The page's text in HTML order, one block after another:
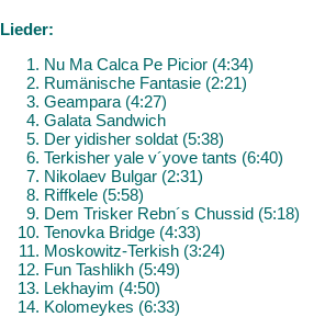
Lieder:
Nu Ma Calca Pe Picior (4:34)
Rumänische Fantasie (2:21)
Geampara (4:27)
Galata Sandwich
Der yidisher soldat (5:38)
Terkisher yale v´yove tants (6:40)
Nikolaev Bulgar (2:31)
Riffkele (5:58)
Dem Trisker Rebn´s Chussid (5:18)
Tenovka Bridge (4:33)
Moskowitz-Terkish (3:24)
Fun Tashlikh (5:49)
Lekhayim (4:50)
Kolomeykes (6:33)